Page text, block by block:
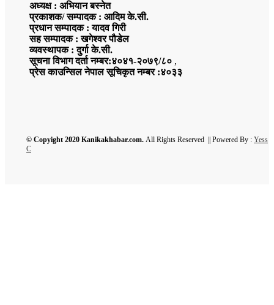
अध्यक्ष : अभियान बस्नेत
प्रकाशक/ सम्पादक : आदिम के.सी.
प्रधान सम्पादक : यादव गिरी
सह सम्पादक : खगेश्वर पौडेल
व्यवस्थापक : दुर्गा के.सी.
सूचना विभाग दर्ता नम्बर:४०४१-२०७९/८० ,
प्रेस काउन्सिल नेपाल सूचिकृत नम्बर :४०३३
© Copyight 2020 Kanikakhabar.com. All Rights Reserved || Powered By : Yess
C